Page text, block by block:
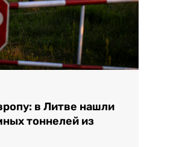
в Литве нашли
тоннелей из